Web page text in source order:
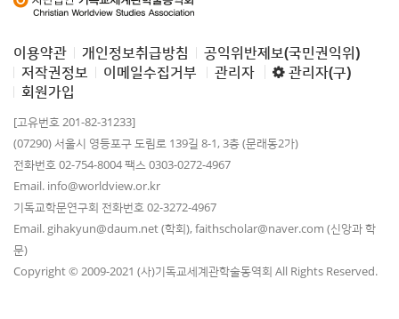
이용약관 개인정보취급방침
공익위반제보(국민권익위)
저작권정보
이메일수집거부 관리자
관리자(구)
회원가입
[고유번호 201-82-31233]
(07290) 서울시 영등포구 도림로 139길 8-1, 3층 (문래동2가)
전화번호 02-754-8004 팩스 0303-0272-4967
Email. info@worldview.or.kr
기독교학문연구회 전화번호 02-3272-4967
Email. gihakyun@daum.net (학회), faithscholar@naver.com (신앙과 학
문)
Copyright © 2009-2021 (사)기독교세계관학술동역회 All Rights Reserved.